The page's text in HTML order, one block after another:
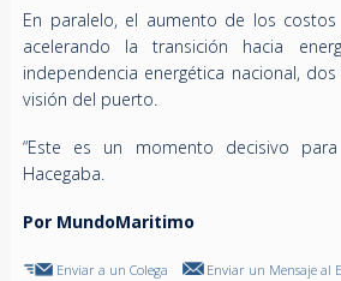
En paralelo, el aumento de los
acelerando la transición hacia
independencia energética nacional,
visión del puerto.
“Este es un momento decisivo
Hacegaba.
Por MundoMaritimo
Enviar a un Colega Enviar un Mensaje al